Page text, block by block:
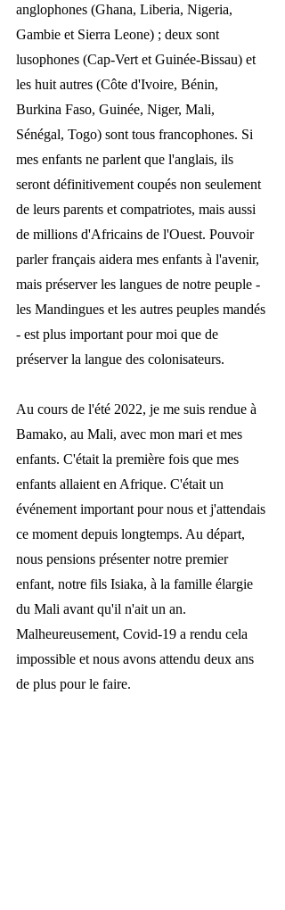
anglophones (Ghana, Liberia, Nigeria,
Gambie et Sierra Leone) ; deux sont
lusophones (Cap-Vert et Guinée-Bissau) et
les huit autres (Côte d'Ivoire, Bénin,
Burkina Faso, Guinée, Niger, Mali,
Sénégal, Togo) sont tous francophones. Si
mes enfants ne parlent que l'anglais, ils
seront définitivement coupés non seulement
de leurs parents et compatriotes, mais aussi
de millions d'Africains de l'Ouest. Pouvoir
parler français aidera mes enfants à l'avenir,
mais préserver les langues de notre peuple -
les Mandingues et les autres peuples mandés
- est plus important pour moi que de
préserver la langue des colonisateurs.
Au cours de l'été 2022, je me suis rendue à
Bamako, au Mali, avec mon mari et mes
enfants. C'était la première fois que mes
enfants allaient en Afrique. C'était un
événement important pour nous et j'attendais
ce moment depuis longtemps. Au départ,
nous pensions présenter notre premier
enfant, notre fils Isiaka, à la famille élargie
du Mali avant qu'il n'ait un an.
Malheureusement, Covid-19 a rendu cela
impossible et nous avons attendu deux ans
de plus pour le faire.